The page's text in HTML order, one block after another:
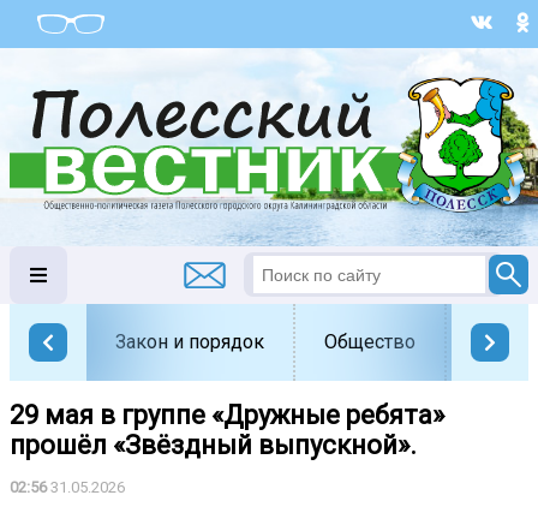
Закон и порядок Общество
29 мая в группе «Дружные ребята»
прошёл «Звёздный выпускной».
02:5631.05.2026